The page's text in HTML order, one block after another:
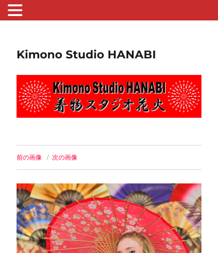
Kimono Studio HANABI
前の画像 次の画像